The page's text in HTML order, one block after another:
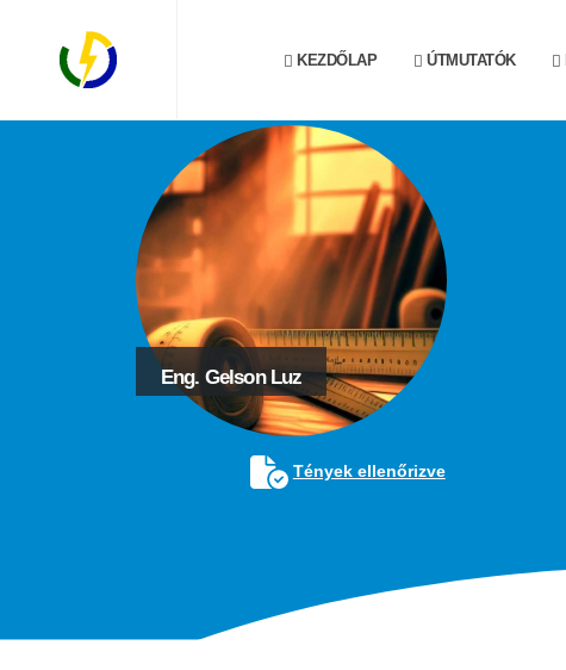
KEZDŐLAP ÚTMUTATÓK
Eng. Gelson Luz
Tények ellenőrizve